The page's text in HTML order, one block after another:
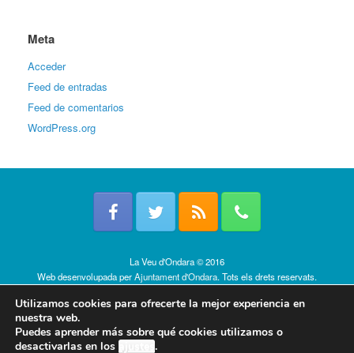
Meta
Acceder
Feed de entradas
Feed de comentarios
WordPress.org
La Veu d'Ondara © 2016
Web desenvolupada perAjuntament d'Ondara. Tots els drets reservats.
Utilizamos cookies para ofrecerte la mejor experiencia en
nuestra web.
Puedes aprender más sobre qué cookies utilizamos o
desactivarlas en los ajustes.